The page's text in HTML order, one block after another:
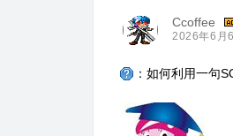
Ccoffee
2026年6月
：如何利用一句